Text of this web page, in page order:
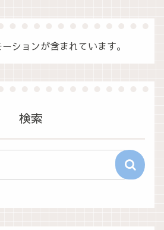
ションが含まれています。
検索